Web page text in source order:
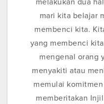
melakukan dua
mari kita belajar
membenci kita.
yang membenci
mengenal orang
menyakiti atau
memulai
memberitakan